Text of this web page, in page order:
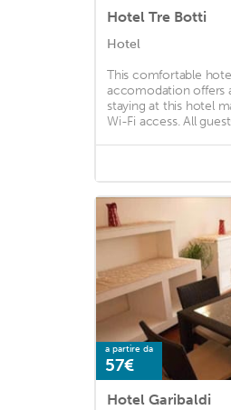
Hotel Tre Botti
Hotel
This comfortable
accomodation offers
staying at this hotel
Wi-Fi access. All
a partire da
57€
Hotel Garibaldi